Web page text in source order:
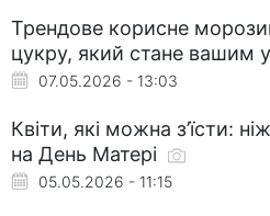
Трендове корисне
цукру, який стане вашим
07.05.2026 - 13:03
Квіти, які можна з’їсти:
на День Матері
05.05.2026 - 11:15